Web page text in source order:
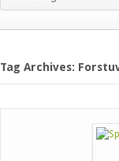
Tag Archives: